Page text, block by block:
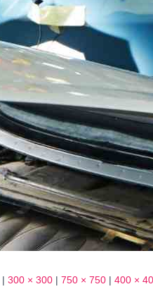
| 300 × 300 | 750 × 750 | 400 ×